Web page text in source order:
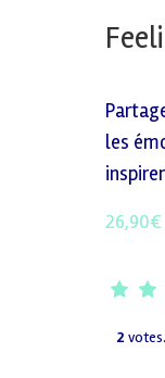
les
26,90€
2votes.